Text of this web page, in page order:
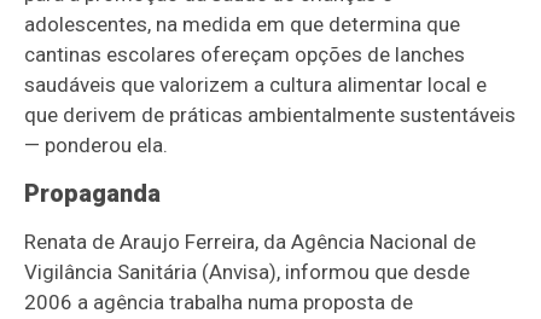
adolescentes, na medida em que determina que
cantinas escolares ofereçam opções de lanches
saudáveis que valorizem a cultura alimentar local e
que derivem de práticas ambientalmente sustentáveis
— ponderou ela.
Propaganda
Renata de Araujo Ferreira, da Agência Nacional de
Vigilância Sanitária (Anvisa), informou que desde
2006 a agência trabalha numa proposta de